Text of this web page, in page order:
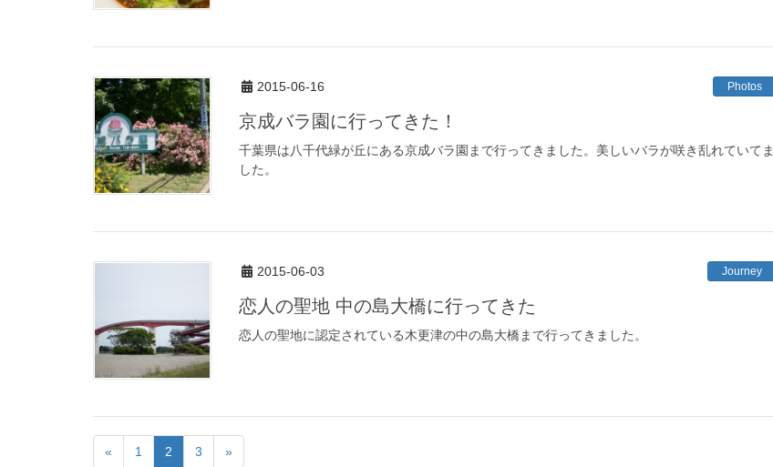
2015-06-16 Photos
京成バラ園に行ってきた！
千葉県は八千代緑が丘にある京成バラ園まで行ってきました。美しいバラが咲き乱れていてま
した。
2015-06-03 Journey
恋人の聖地 中の島大橋に行ってきた
恋人の聖地に認定されている木更津の中の島大橋まで行ってきました。
« 1 2 3 »